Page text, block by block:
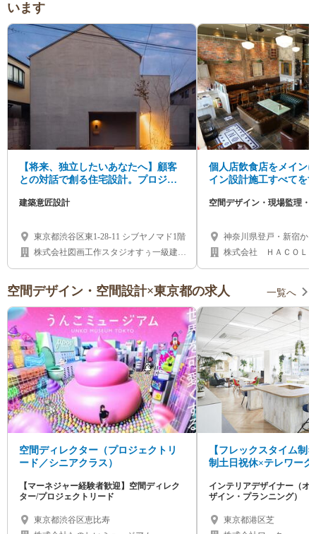
います
【将来、独立したいあなたへ】顧客
との対話で創る住宅設計。プロジェ
への道を切り拓く
建築意匠設計
東京都渋谷区東1-28-11 シブヤノマド1階
株式会社図画工作スタジオすぅ一級建築
個人店飲食店をメイン
イン設計施工すべてを
空間デザイン・現場監理・
神奈川県登戸・新宿か
株式会社 ＨＡＣＯＬ
空間デザイン・空間設計×東京都の求人 一覧へ
空間ディレクター（プロジェクトリ
ード／シニアクラス）
【マーネジャー経験者歓迎】空間ディレク
ター/プロジェクトリード
東京都渋谷区恵比寿
【フレックスタイム制
制土日祝休×テレワー
応◎
インテリアデザイナー（オ
ザイン・プランニング）
東京都港区芝